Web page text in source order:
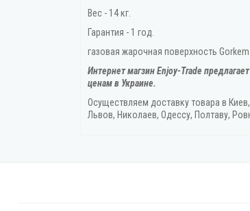
Вес - 14 кг.
Гарантия - 1 год.
газовая жарочная поверхность
Интернет магзин Enjoy-Trade
ценам в Украине.
Осуществляем доставку товара в
Львов, Николаев, Одессу, Полтаву,